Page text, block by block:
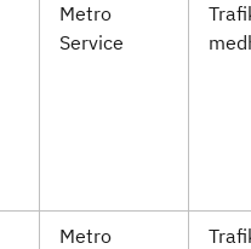
Metro
Service
Metro